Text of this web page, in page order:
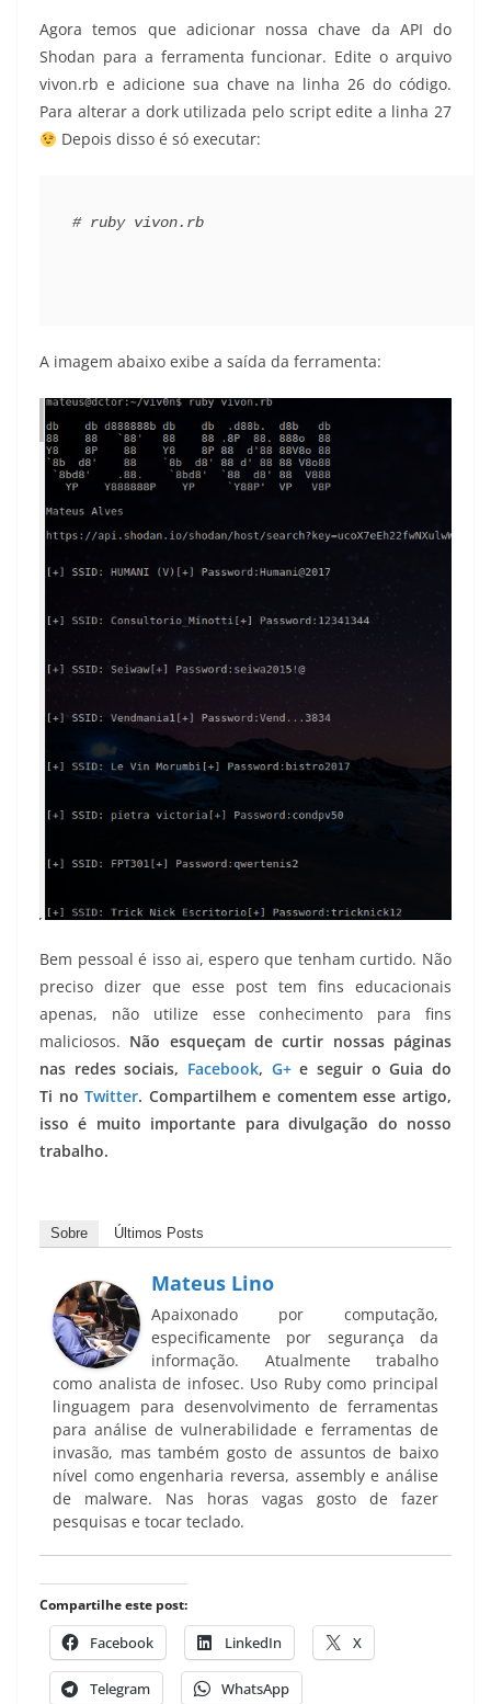
Agora temos que adicionar nossa chave da API do
Shodan para a ferramenta funcionar. Edite o arquivo
vivon.rb e adicione sua chave na linha 26 do código.
Para alterar a dork utilizada pelo script edite a linha 27
Depois disso é só executar:
# ruby vivon.rb
A imagem abaixo exibe a saída da ferramenta:
Bem pessoal é isso ai, espero que tenham curtido. Não
preciso dizer que esse post tem fins educacionais
apenas, não utilize esse conhecimento para fins
maliciosos. Não esqueçam de curtir nossas páginas
nas redes sociais, Facebook, G+e seguir o Guia do
Ti noTwitter. Compartilhem e comentem esse artigo,
isso é muito importante para divulgação do nosso
trabalho.
Sobre Últimos Posts
Mateus Lino
Apaixonado por computação,
especificamente por segurança da
informação. Atualmente trabalho
como analista de infosec. Uso Ruby como principal
linguagem para desenvolvimento de ferramentas
para análise de vulnerabilidade e ferramentas de
invasão, mas também gosto de assuntos de baixo
nível como engenharia reversa, assembly e análise
de malware. Nas horas vagas gosto de fazer
pesquisas e tocar teclado.
Compartilhe este post:
Facebook LinkedIn X
Telegram WhatsApp